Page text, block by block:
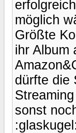
möglich
Größte
ihr Album
dürfte die
sonst